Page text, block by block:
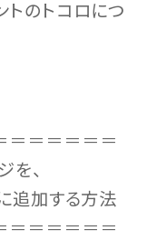
トのトコロにつ
＝＝＝＝＝＝
を、
追加する方法
＝＝＝＝＝＝